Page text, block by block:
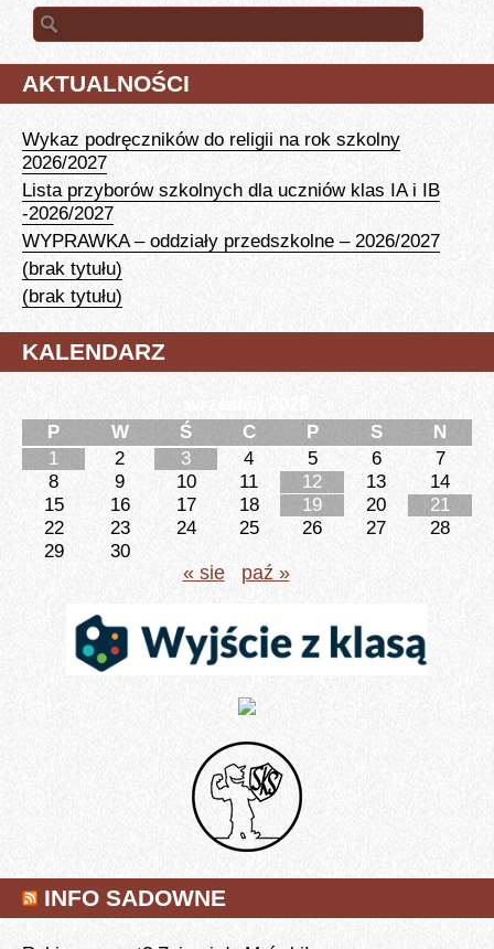
Szukaj:
AKTUALNOŚCI
Wykaz podręczników do religii na rok szkolny
2026/2027
Lista przyborów szkolnych dla uczniów klas IA i IB
-2026/2027
WYPRAWKA – oddziały przedszkolne – 2026/2027
(brak tytułu)
(brak tytułu)
KALENDARZ
P
W Ś C P S
N
1
2 3 4 5 6
7
8
9 10 11 12 13
14
15
16 17 18 19 20
21
22
23 24 25 26 27
28
29
30
« sie paź »
INFO SADOWNE